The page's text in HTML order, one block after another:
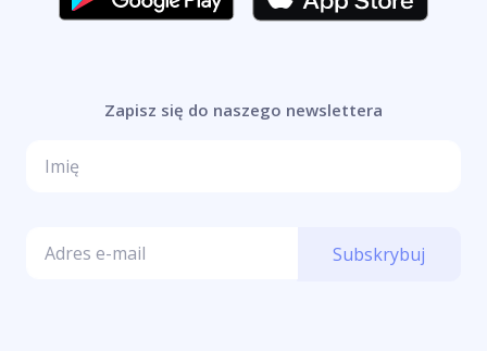
Zapisz się do naszego newslettera
Subskrybuj